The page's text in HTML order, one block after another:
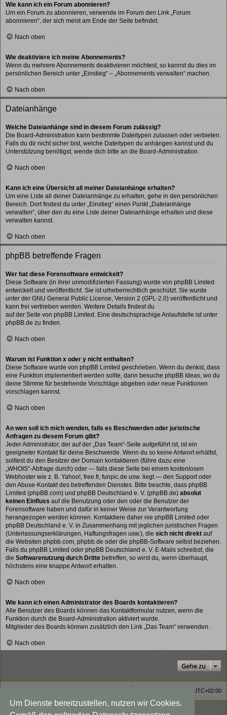
Um Dienste bereitzustellen, nutzen wir Cookies.
Wie kann ich ein Forum abonnieren?
Um ein Forum zu abonnieren, verwende im Forum den Link „Forum
abonnieren“, der sich meist am Ende der Seite befindet.
Nach oben
Wie deaktiviere ich meine Abonnements?
Wenn du mehrere Abonnements deaktivieren möchtest, so kannst du dies im
persönlichen Bereich unter „Einstieg“ – „Abonnements verwalten“ machen.
Nach oben
Dateianhänge
Welche Dateianhänge sind in diesem Forum zulässig?
Die Board-Administration kann bestimmte Dateitypen zulassen oder verbieten.
Falls du dir nicht sicher bist, welche Dateitypen du anhängen kannst und du
Unterstützung benötigst, wende dich bitte an die Board-Administration.
Nach oben
Kann ich eine Übersicht all meiner Dateianhänge erhalten?
Um eine Liste all deiner Dateianhänge zu erhalten, gehe in den persönlichen
Bereich. Dort findest du unter „Einstieg“ einen Punkt „Dateianhänge
verwalten“, über den du eine Liste deiner Dateianhänge erhalten und diese
verwalten kannst.
Nach oben
phpBB betreffende Fragen
Wer hat diese Forensoftware entwickelt?
Diese Software (in ihrer unmodifizierten Fassung) wurde von phpBB Limited
entwickelt und veröffentlicht. Sie ist urheberrechtlich geschützt. Sie wurde
unter der GNU General Public License, Version 2 (GPL-2.0) veröffentlicht und
kann frei vertrieben werden. Weitere Details findest du
auf der Seite von phpBB Limited. Eine deutschsprachige Anlaufstelle ist unter
phpBB.de zu finden.
Nach oben
Warum ist Funktion x oder y nicht enthalten?
Diese Software wurde von phpBB Limited geschrieben. Wenn du denkst, dass
eine Funktion implementiert werden sollte, dann besuche phpBB Ideas, wo du
deine Stimme für bestehende Vorschläge abgeben oder neue Funktionen
vorschlagen kannst.
Nach oben
An wen soll ich mich wenden, falls es Beschwerden oder juristische
Anfragen zu diesem Forum gibt?
Jeder Administrator, der auf der „Das Team“-Seite aufgeführt ist, ist ein
geeigneter Kontakt für deine Beschwerde. Wenn du so keine Antwort erhältst,
solltest du den Besitzer der Domain kontaktieren (führe dazu eine
„WHOIS“-Abfrage durch) oder — falls diese Seite bei einem kostenlosen
Webhoster wie z. B. Yahoo!, free.fr, funpic.de usw. liegt — den Support oder
den Abuse-Kontakt des betreffenden Dienstes. Bitte beachte, dass phpBB
Limited (phpBB.com) und phpBB Deutschland e. V. (phpBB.de) absolut
keinen Einfluss auf die Benutzung oder den oder die Benutzer der
Forensoftware haben und dafür in keiner Weise zur Verantwortung
herangezogen werden können. Kontaktiere daher nie phpBB Limited oder
phpBB Deutschland e. V. in Zusammenhang mit jeglichen juristischen Fragen
(Unterlassungserklärungen, Haftungsfragen usw.), die sich nicht direkt auf
die Websiten phpbb.com, phpbb.de oder die phpBB-Software selbst beziehen.
Falls du phpBB Limited oder phpBB Deutschland e. V. E-Mails schreibst, die
die Softwarenutzung durch Dritte betreffen, so wirst du, wenn überhaupt,
höchstens eine knappe Antwort erhalten.
Nach oben
Wie kann ich einen Administrator des Boards kontaktieren?
Alle Benutzer des Boards können das Kontaktformular nutzen, wenn die
Funktion durch die Board-Administration aktiviert wurde.
Mitglieder des Boards können zusätzlich den Link „Das Team“ verwenden.
Nach oben
Gehe zu
UTC+02:00
Viewlegend Icon-Legende